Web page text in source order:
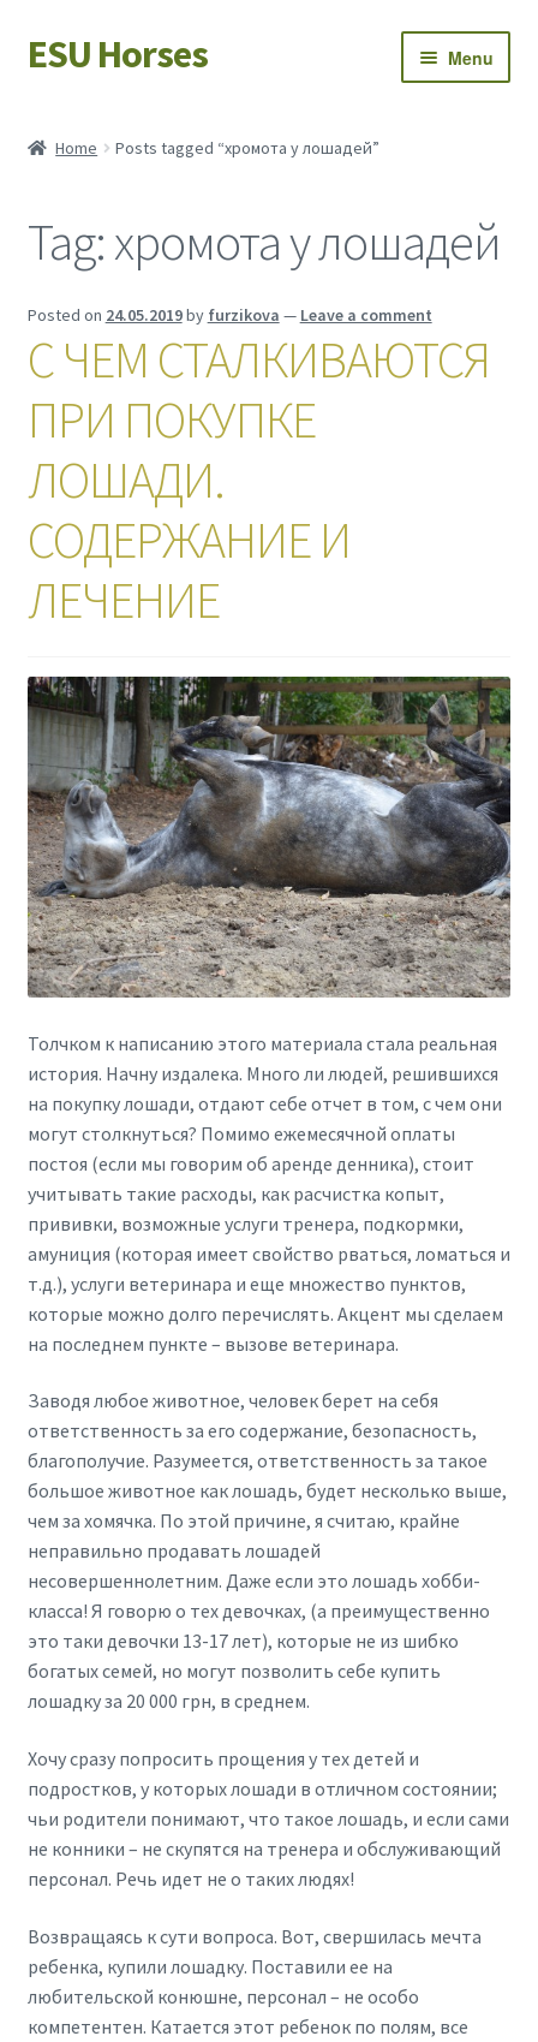
Skip
to
Skip
to
ESU Horses Menu
Save Horses
My account
Home Posts tagged “хромота у лошадей”
Tag:хромота у лошадей
Posted on 24.05.2019by furzikova — Leave a comment
С ЧЕМ СТАЛКИВАЮТСЯ
ПРИ ПОКУПКЕ
ЛОШАДИ.
СОДЕРЖАНИЕ И
ЛЕЧЕНИЕ
Толчком к написанию этого материала стала реальная
история. Начну издалека. Много ли людей, решившихся
на покупку лошади, отдают себе отчет в том, с чем они
могут столкнуться? Помимо ежемесячной оплаты
постоя (если мы говорим об аренде денника), стоит
учитывать такие расходы, как расчистка копыт,
прививки, возможные услуги тренера, подкормки,
амуниция (которая имеет свойство рваться, ломаться и
т.д.), услуги ветеринара и еще множество пунктов,
которые можно долго перечислять. Акцент мы сделаем
на последнем пункте – вызове ветеринара.
Заводя любое животное, человек берет на себя
ответственность за его содержание, безопасность,
благополучие. Разумеется, ответственность за такое
большое животное как лошадь, будет несколько выше,
чем за хомячка. По этой причине, я считаю, крайне
неправильно продавать лошадей
несовершеннолетним. Даже если это лошадь хобби-
класса! Я говорю о тех девочках, (а преимущественно
это таки девочки 13-17 лет), которые не из шибко
богатых семей, но могут позволить себе купить
лошадку за 20 000 грн, в среднем.
Хочу сразу попросить прощения у тех детей и
подростков, у которых лошади в отличном состоянии;
чьи родители понимают, что такое лошадь, и если сами
не конники – не скупятся на тренера и обслуживающий
персонал. Речь идет не о таких людях!
Возвращаясь к сути вопроса. Вот, свершилась мечта
ребенка, купили лошадку. Поставили ее на
любительской конюшне, персонал – не особо
компетентен. Катается этот ребенок по полям, все